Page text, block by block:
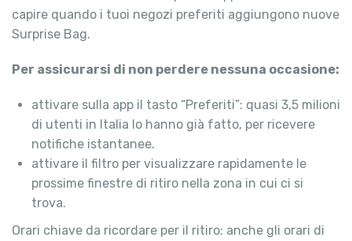
capire quando i tuoi negozi preferiti aggiungono nuove
Surprise Bag.
Per assicurarsi di non perdere nessuna occasione:
attivare sulla app il tasto “Preferiti”: quasi 3,5 milioni
di utenti in Italia lo hanno già fatto, per ricevere
notifiche istantanee.
attivare il filtro per visualizzare rapidamente le
prossime finestre di ritiro nella zona in cui ci si
trova.
Orari chiave da ricordare per il ritiro: anche gli orari di